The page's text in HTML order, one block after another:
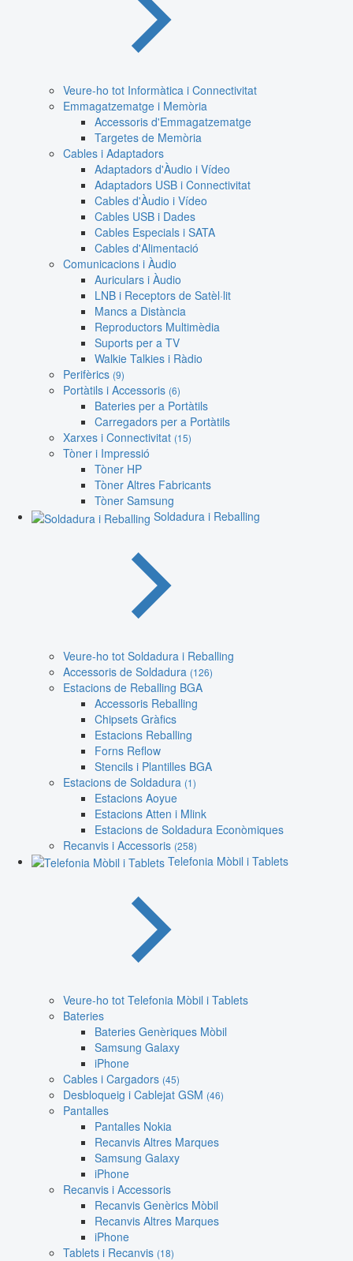
Veure-ho tot Informàtica i Connectivitat
Emmagatzematge i Memòria
Accessoris d'Emmagatzematge
Targetes de Memòria
Cables i Adaptadors
Adaptadors d'Àudio i Vídeo
Adaptadors USB i Connectivitat
Cables d'Àudio i Vídeo
Cables USB i Dades
Cables Especials i SATA
Cables d'Alimentació
Comunicacions i Àudio
Auriculars i Àudio
LNB i Receptors de Satèl·lit
Mancs a Distància
Reproductors Multimèdia
Suports per a TV
Walkie Talkies i Ràdio
Perifèrics (9)
Portàtils i Accessoris (6)
Bateries per a Portàtils
Carregadors per a Portàtils
Xarxes i Connectivitat (15)
Tòner i Impressió
Tòner HP
Tòner Altres Fabricants
Tòner Samsung
Soldadura i Reballing
Veure-ho tot Soldadura i Reballing
Accessoris de Soldadura (126)
Estacions de Reballing BGA
Accessoris Reballing
Chipsets Gràfics
Estacions Reballing
Forns Reflow
Stencils i Plantilles BGA
Estacions de Soldadura (1)
Estacions Aoyue
Estacions Atten i Mlink
Estacions de Soldadura Econòmiques
Recanvis i Accessoris (258)
Telefonia Mòbil i Tablets
Veure-ho tot Telefonia Mòbil i Tablets
Bateries
Bateries Genèriques Mòbil
Samsung Galaxy
iPhone
Cables i Cargadors (45)
Desbloqueig i Cablejat GSM (46)
Pantalles
Pantalles Nokia
Recanvis Altres Marques
Samsung Galaxy
iPhone
Recanvis i Accessoris
Recanvis Genèrics Mòbil
Recanvis Altres Marques
iPhone
Tablets i Recanvis (18)